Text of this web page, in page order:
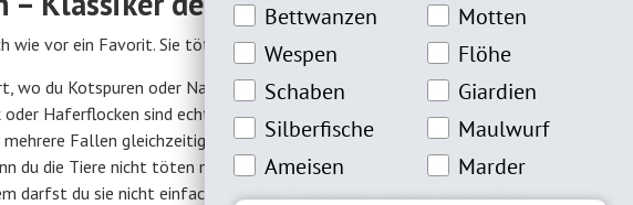
wie vor ein Favorit. Sie tötet Ratten schnell und zuverlässig, wenn sie richtig
wo du Kotspuren oder Nagespuren siehst – Ratten laufen immer entlang der
oder Haferflocken sind echte Rattenmagneten.
Fallen gleichzeitig auf, um die Fangquote zu erhöhen.
du die Tiere nicht töten möchtest. Doch bedenke: Du musst die Ratten weit genug
darfst du sie nicht einfach irgendwo freilassen – es gibt Vorschriften!
Bettwanzeninteresse
Bettwanzen Motteninteresse
Motten
Wespeninteresse
Wespen Flöheinteresse
Flöhe
Schabeninteresse
Schaben Giardien Interesse
Giardien
Silberfische Interesse
Silberfische Maulwurfinteresse
Maulwurf
Ameiseninteresse
Ameisen Marderinteresse
Marder